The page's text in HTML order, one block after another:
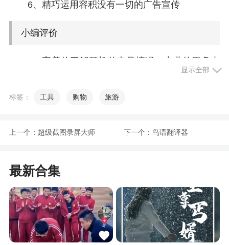
6、精巧运用容积没有一切的广告宣传
小编评价
1、完美的了解耳机的电量情况，专业的服务内
容，强大的功能，智能的设备，相当不错，等你体
自由控制耳机声音等，有喜欢的可以到下载体验
可，清楚的显示左耳以及右耳还有盒子百分之多少
的电量，及自动人耳检测功能 类似苹果的功能，所
有功能免登录可用
更新日志
显示全部
标签： 工具 购物 旅游
上一个： 超级截图录屏大师 下一个： 鸟语翻译器
最新合集